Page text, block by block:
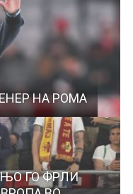
НА РОМА
ГО ФРЛИ